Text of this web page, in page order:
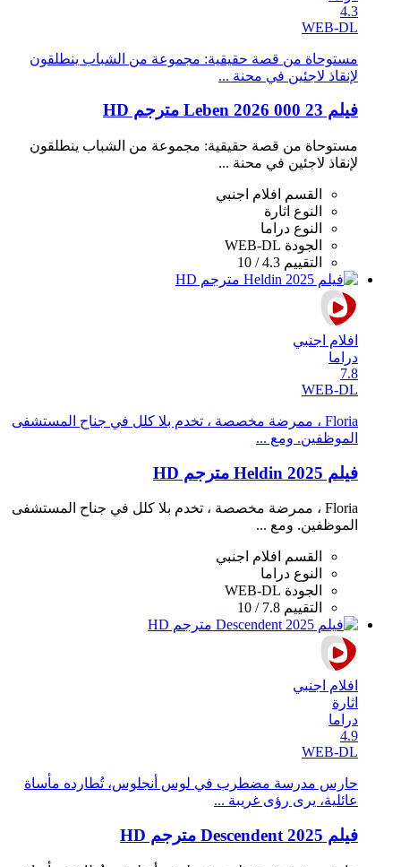
4.3
WEB-DL
مستوحاة من قصة حقيقية: مجموعة من الشباب ينطلقون
لإنقاذ لاجئين في محنة ...
فيلم 23 000 Leben 2026 مترجم HD
مستوحاة من قصة حقيقية: مجموعة من الشباب ينطلقون
لإنقاذ لاجئين في محنة ...
القسم
افلام اجنبي
النوع اثارة
النوع دراما
الجودة WEB-DL
التقييم 4.3 / 10
افلام اجنبي
دراما
7.8
WEB-DL
Floria ، ممرضة مخصصة ، تخدم بلا كلل في جناح المستشفى
الموظفين. ومع ...
فيلم Heldin 2025 مترجم HD
Floria ، ممرضة مخصصة ، تخدم بلا كلل في جناح المستشفى
الموظفين. ومع ...
القسم افلام اجنبي
النوع دراما
الجودة WEB-DL
التقييم 7.8 / 10
افلام اجنبي
اثارة
دراما
4.9
WEB-DL
حارس مدرسة مضطرب في لوس أنجلوس، تُطارده مأساة
عائلية، يرى رؤى غريبة ...
فيلم Descendent 2025 مترجم HD